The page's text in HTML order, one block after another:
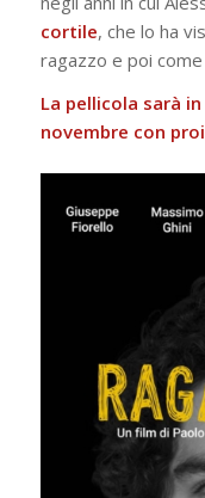
cortile, che lo ha
ragazzo e poi
La pellicola sarà
novembre con